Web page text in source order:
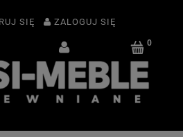
SIĘ ZALOGUJ SIĘ